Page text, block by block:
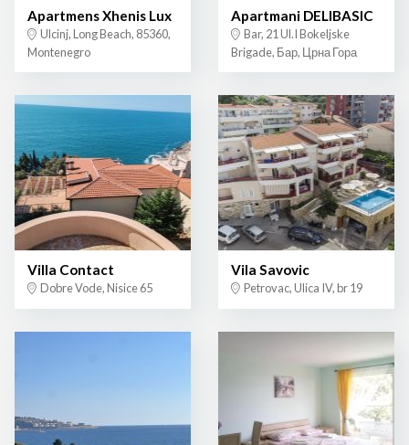
Apartmens Xhenis Lux
Ulcinj, Long Beach, 85360,
Montenegro
Apartmani DELIBASIC
Bar, 21 Ul.I Bokeljske
Brigade, Бар, Црна Гора
Villa Contact
Dobre Vode, Nisice 65
Vila Savovic
Petrovac, Ulica IV, br 19